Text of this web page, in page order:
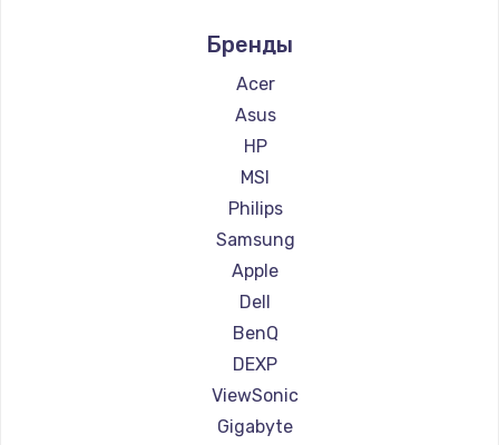
Заказать
1030 руб.
Заказать
1260 руб.
Заказать
Установка драйверов
725 руб.
Заказать
Ремонт мониторов Thunderobot
Ремонт мониторов Hisense
Ремонт мониторов АОС
Ремонт мониторов Ardor
Ремонт мониторов Machenike
Ремонт мониторов iru
Ремонт мониторов Titan Army
Ремонт мониторов iFFALCON
Ремонт мониторов Dahua
Бренды
Acer
Asus
HP
MSI
Philips
Samsung
Apple
Dell
BenQ
DEXP
ViewSonic
Gigabyte